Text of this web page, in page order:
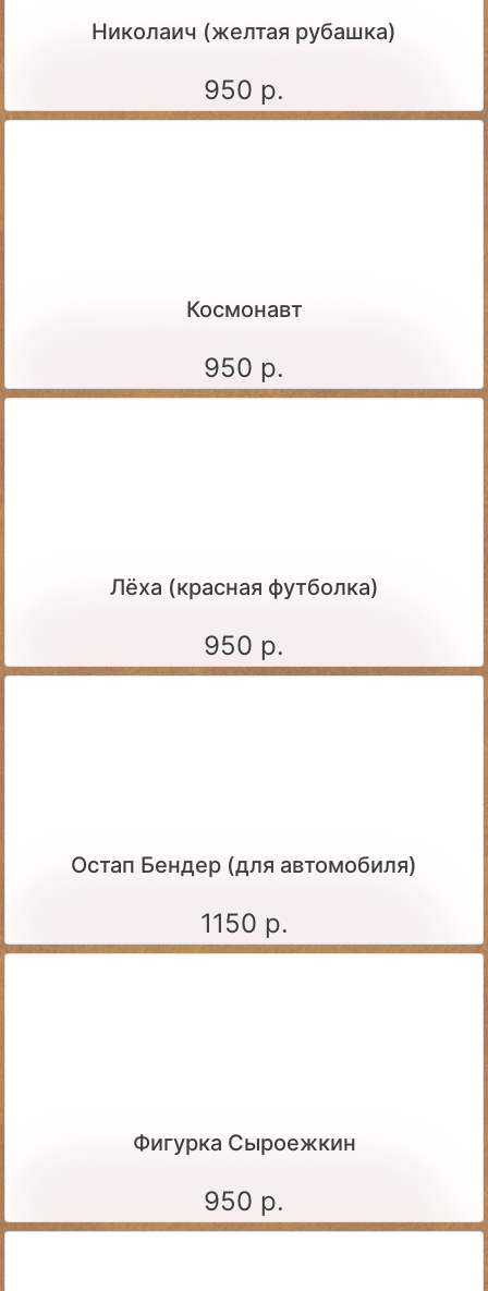
Николаич (желтая рубашка)
950 р.
Космонавт
950 р.
Лёха (красная футболка)
950 р.
Остап Бендер (для автомобиля)
1150 р.
Фигурка Сыроежкин
950 р.